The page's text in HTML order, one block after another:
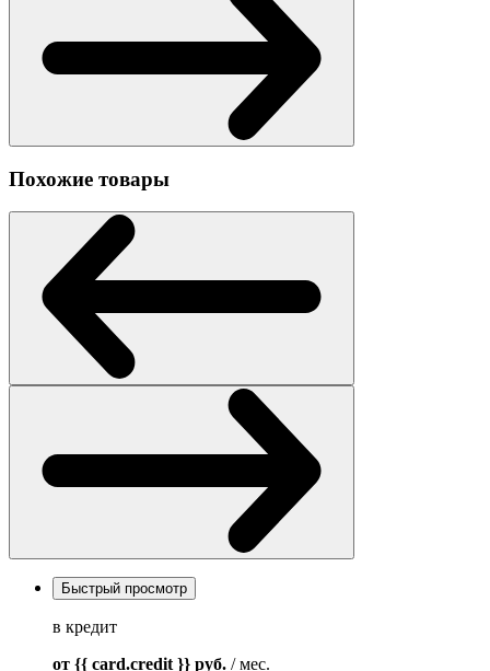
Похожие товары
Быстрый просмотр
в кредит
от {{ card.credit }} руб. / мес.